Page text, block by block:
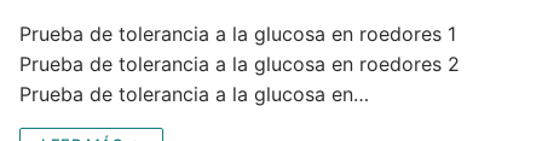
Prueba de tolerancia a la glucosa en roedores 1
Prueba de tolerancia a la glucosa en roedores 2
Prueba de tolerancia a la glucosa en…